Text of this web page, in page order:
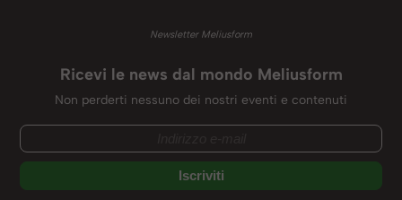
Newsletter Meliusform
Ricevi le news dal mondo Meliusform
Non perderti nessuno dei nostri eventi e contenuti